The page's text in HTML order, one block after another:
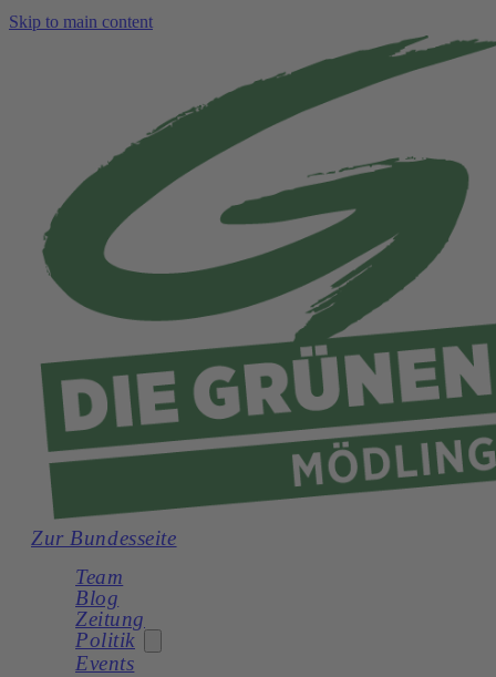
Skip to main content
Zur Bundesseite
Team
Blog
Zeitung
Politik
Events